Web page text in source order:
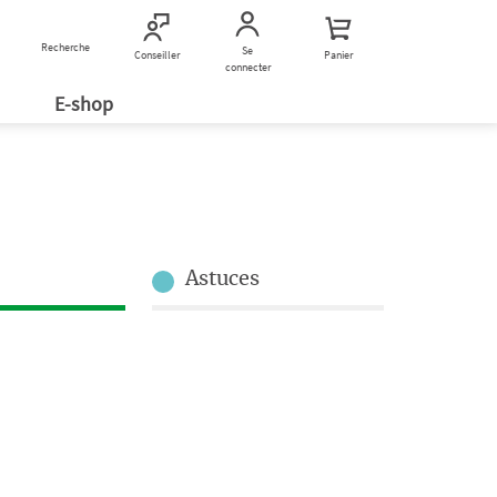
Recherche Conseiller
Se
connecter
Panier
Nous contacter
E-shop
Astuces